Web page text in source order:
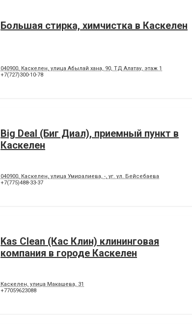
Большая стирка, химчистка в Каскелен
040900, Каскелен, улица Абылай хана, 90, ТД Алатау, этаж 1
+7(727)300-10-78
Big Deal (Биг Диал), приемный пункт в
Каскелен
040900, Каскелен, улица Умиралиева, -, уг. ул. Бейсебаева
+7(775)488-33-37
Kas Clean (Кас Клин) клининговая
компания в городе Каскелен
Каскелен, улица Макашева, 31
+77059623088